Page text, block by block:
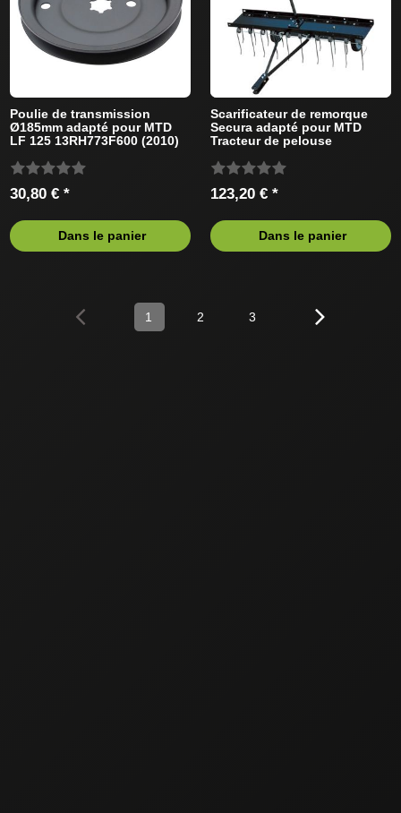
Poulie de transmission
Ø185mm adapté pour MTD
LF 125 13RH773F600 (2010)
30,80 € *
Dans le panier
Scarificateur de remorque
Secura adapté pour MTD
Tracteur de pelouse
123,20 € *
Dans le panier
1 2 3